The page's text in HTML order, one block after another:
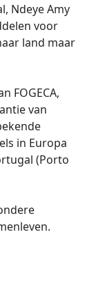
Ndeye Amy
voor
land maar
FOGECA,
van
in Europa
(Porto